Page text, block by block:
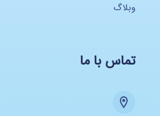
وبلاگ
تماس با ما